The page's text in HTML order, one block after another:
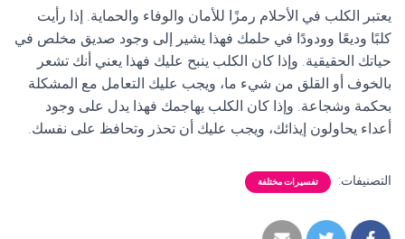
يعتبر الكلب في الأحلام رمزًا للأمان والوفاء والحماية. إذا رأيت
كلبًا وديعًا وودودًا في حلمك فهذا يشير إلى وجود صديق مخلص في
حياتك الحقيقية. وإذا كان الكلب ينبح عليك فهذا يعني أنك تشعر
بالخوف أو القلق من شيء ما، ويجب عليك التعامل مع المشكلة
بحكمة وشجاعة. وإذا كان الكلب يهاجمك فهذا يدل على وجود
أعداء يحاولون إيذائك، ويجب عليك أن تحذر وتحافظ على نفسك.
التصنيفات: تفسيرات مختلفة